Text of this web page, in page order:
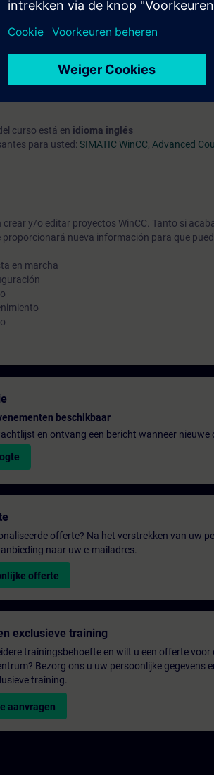
por el usuario
del carácter abierto de WinCC
de la tecnología de automatización
curso está en idioma inglés
para usted: SIMATIC WinCC, Advanced
crear y/o editar proyectos WinCC. Tanto si
proporcionará nueva información para que
en marcha
beschikbaar
en ontvang een bericht wanneer nieuwe
offerte? Na het verstrekken van uw
naar uw e-mailadres.
offerte
exclusieve training
trainingsbehoefte en wilt u een offerte
Bezorg ons u uw persoonlijke gegevens
training.
aanvragen